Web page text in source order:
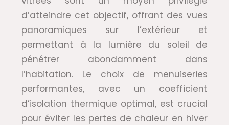
d’atteindre cet objectif, offrant des vues
panoramiques sur l’extérieur et
permettant à la lumière du soleil de
pénétrer abondamment dans
l’habitation. Le choix de menuiseries
performantes, avec un coefficient
d’isolation thermique optimal, est crucial
pour éviter les pertes de chaleur en hiver